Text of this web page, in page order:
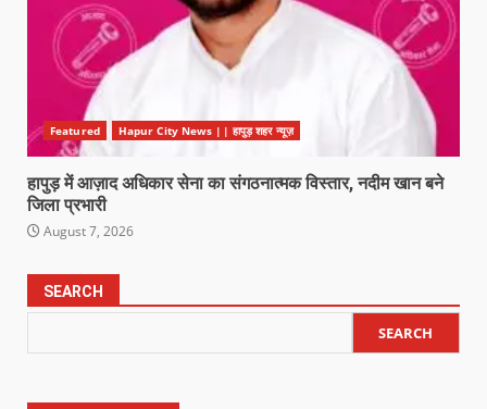
Featured Hapur City News || हापुड़ शहर न्यूज़
हापुड़ में आज़ाद अधिकार सेना का संगठनात्मक विस्तार, नदीम खान बने
जिला प्रभारी
August 7, 2026
SEARCH
SEARCH